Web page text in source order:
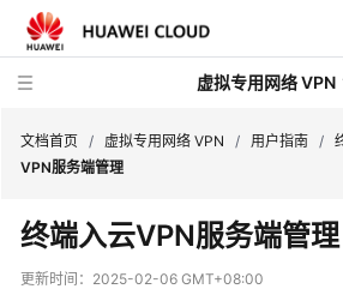
虚拟专用网络 VPN
最
新
动
文档首页 / 虚拟专用网络 VPN / 用户指南 /
VPN服务端管理
终端入云VPN服务端管理
更新时间： 2025-02-06 GMT+08:00